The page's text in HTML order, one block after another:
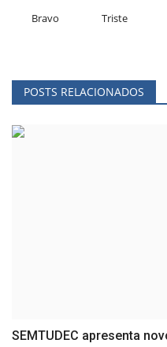
Bravo Triste
POSTS RELACIONADOS
SEMTUDEC apresenta